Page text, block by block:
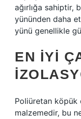
ağırlığa sahiptir,
yününden daha
yünü genellikle
EN IYI
Poliüretan köpük
malzemedir, bu